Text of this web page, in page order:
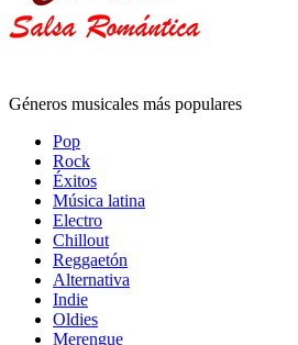
Géneros musicales más populares
Pop
Rock
Éxitos
Música latina
Electro
Chillout
Reggaetón
Alternativa
Indie
Oldies
Merengue